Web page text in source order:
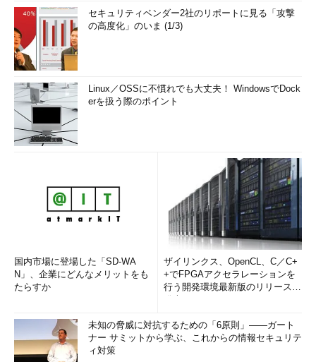
セキュリティベンダー2社のリポートに見る「攻撃
の高度化」のいま (1/3)
Linux／OSSに不慣れでも大丈夫！ WindowsでDock
erを扱う際のポイント
国内市場に登場した「SD-WA
N」、企業にどんなメリットをも
たらすか
ザイリンクス、OpenCL、C／C+
+でFPGAアクセラレーションを
行う開発環境最新版のリリースを
未知の脅威に対抗するための「6原則」――ガート
ナー サミットから学ぶ、これからの情報セキュリテ
ィ対策